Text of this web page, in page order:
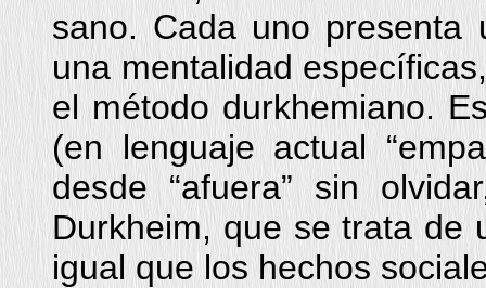
sano. Cada uno presenta
una mentalidad
el método durkhemiano.
(en lenguaje actual
desde “afuera” sin
Durkheim, que se trata de
igual que los hechos